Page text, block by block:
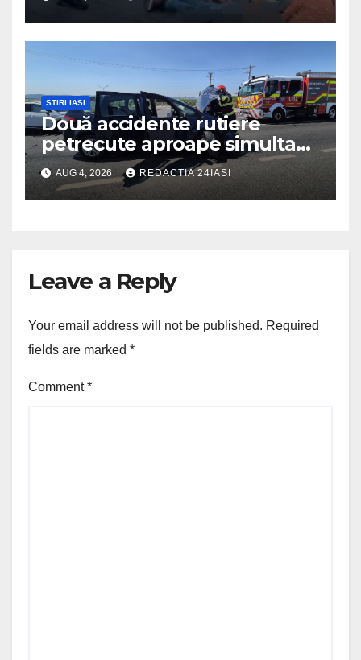
STIRI IASI
Două accidente rutiere
petrecute aproape simultan
pe șoseaua de centură a
municipiului Iași
AUG 4, 2026 REDACTIA 24IASI
Leave a Reply
Your email address will not be published. Required
fields are marked *
Comment*